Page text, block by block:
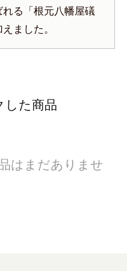
る「根元八幡屋礒
ました。
した商品
はまだありませ